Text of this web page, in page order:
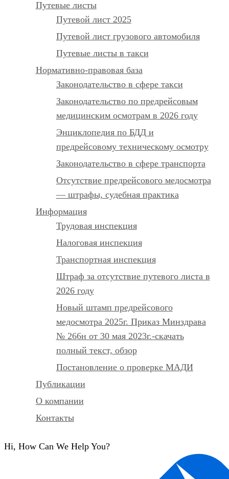
Путевые листы
Путевой лист 2025
Путевой лист грузового автомобиля
Путевые листы в такси
Нормативно-правовая база
Законодательство в сфере такси
Законодательство по предрейсовым
медицинским осмотрам в 2026 году
Энциклопедия по БДД и
предрейсовому техническому осмотру
Законодательство в сфере транспорта
Отсутствие предрейсового медосмотра
— штрафы, судебная практика
Информация
Трудовая инспекция
Налоговая инспекция
Транспортная инспекция
Штраф за отсутствие путевого листа в
2026 году
Новый штамп предрейсового
медосмотра 2025г. Приказ Минздрава
№ 266н от 30 мая 2023г.-скачать
полный текст, обзор
Постановление о проверке МАДИ
Публикации
О компании
Контакты
Hi, How Can We Help You?